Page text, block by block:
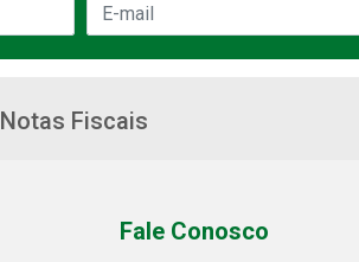
Notas Fiscais
Fale Conosco